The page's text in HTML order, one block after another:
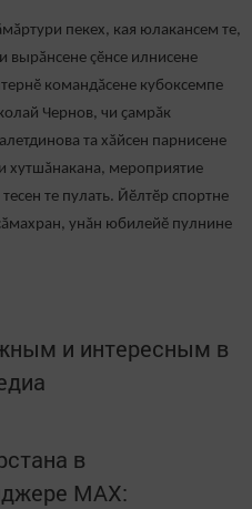
пекех, кая юлакансем те,
вырӑнсене çӗнсе илнисене
командӑсене кубоксемпе
Чернов, чи ҫамрӑк
та хăйсен парнисене
хутшăнакана, мероприятие
те пулать. Йӗлтӗр спортне
унăн юбилейӗ пулнине
и интересным в
в
MАХ: